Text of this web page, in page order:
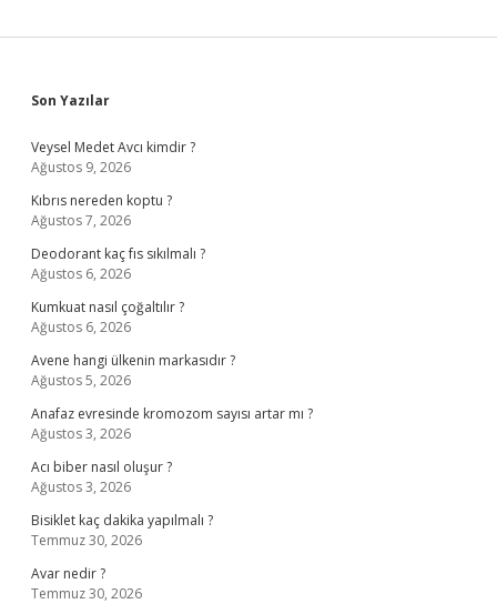
Sidebar
Son Yazılar
Veysel Medet Avcı kimdir ?
Ağustos 9, 2026
Kıbrıs nereden koptu ?
Ağustos 7, 2026
Deodorant kaç fıs sıkılmalı ?
Ağustos 6, 2026
Kumkuat nasıl çoğaltılır ?
Ağustos 6, 2026
Avene hangi ülkenin markasıdır ?
Ağustos 5, 2026
Anafaz evresinde kromozom sayısı artar mı ?
Ağustos 3, 2026
Acı biber nasıl oluşur ?
Ağustos 3, 2026
Bisiklet kaç dakika yapılmalı ?
Temmuz 30, 2026
Avar nedir ?
Temmuz 30, 2026